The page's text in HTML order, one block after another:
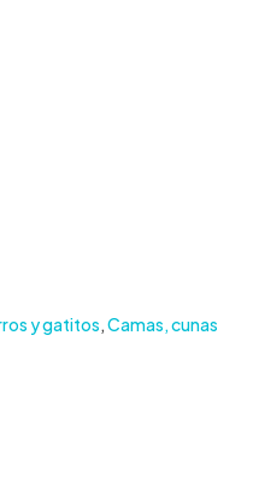
y gatitos,Camas, cunas